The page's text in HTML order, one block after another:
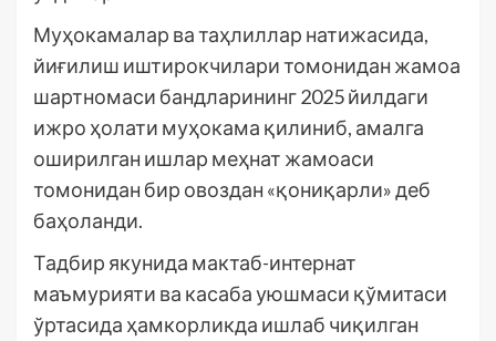
Муҳокамалар ва таҳлиллар натижасида,
йиғилиш иштирокчилари томонидан жамоа
шартномаси бандларининг 2025 йилдаги
ижро ҳолати муҳокама қилиниб, амалга
оширилган ишлар меҳнат жамоаси
томонидан бир овоздан «қониқарли» деб
баҳоланди.
Тадбир якунида мактаб-интернат
маъмурияти ва касаба уюшмаси қўмитаси
ўртасида ҳамкорликда ишлаб чиқилган